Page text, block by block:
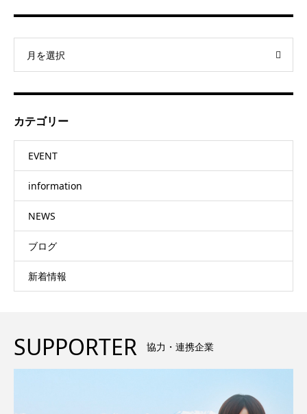
月を選択
カテゴリー
EVENT
information
NEWS
ブログ
新着情報
SUPPORTER 協力・連携企業